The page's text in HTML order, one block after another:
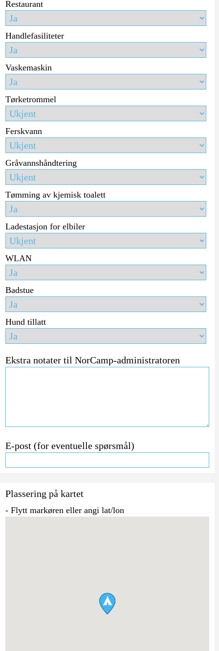
Restaurant
Handlefasiliteter
Vaskemaskin
Tørketrommel
Ferskvann
Gråvannshåndtering
Tømming av kjemisk toalett
Ladestasjon for elbiler
WLAN
Badstue
Hund tillatt
Ekstra notater til NorCamp-administratoren
E-post (for eventuelle spørsmål)
Plassering på kartet
- Flytt markøren eller angi lat/lon